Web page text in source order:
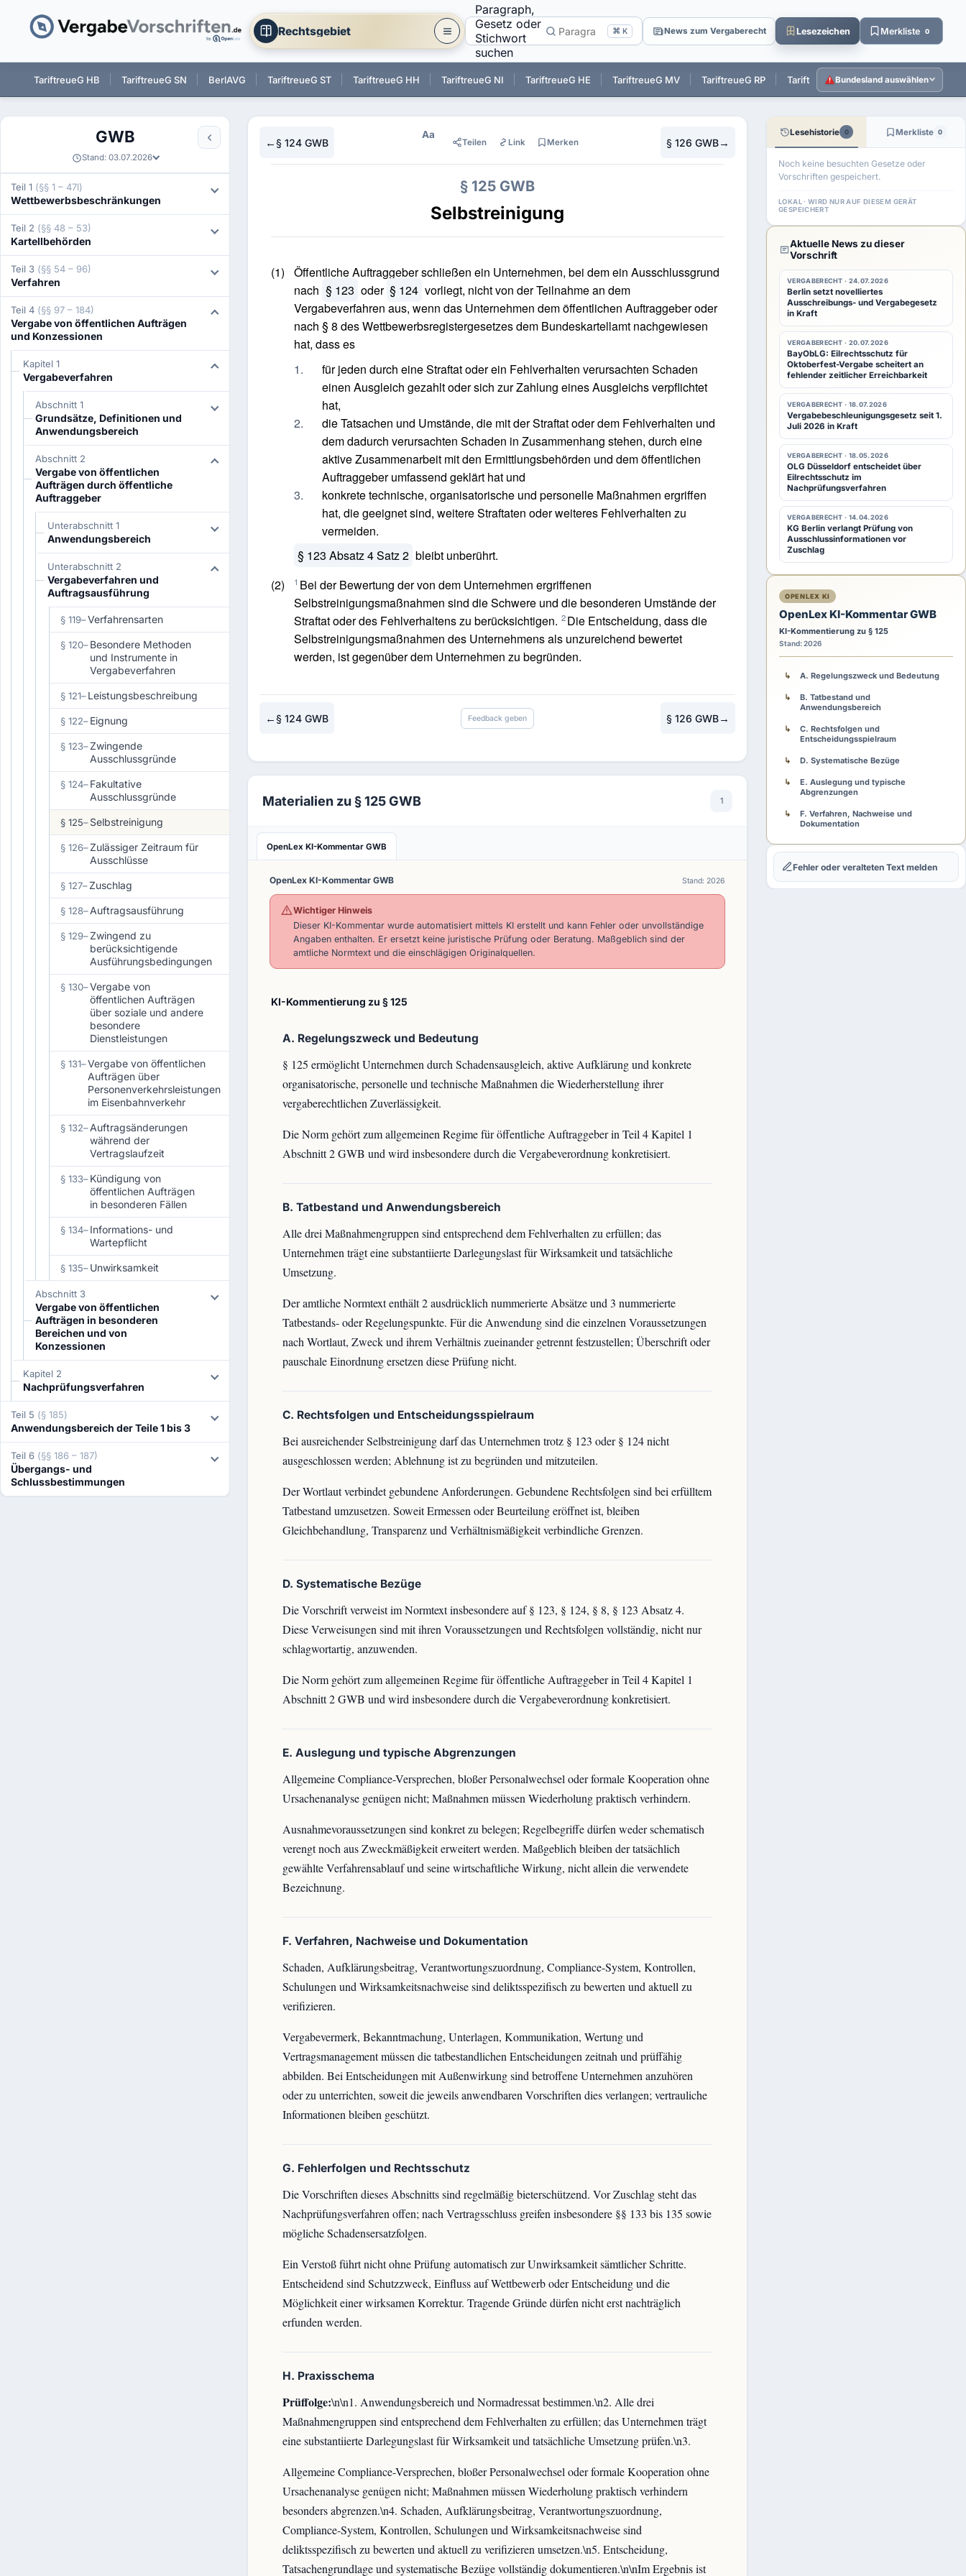
Rechtsgebiet
Paragraph,
Gesetz oder
Stichwort
suchen
⌘ K News zum Vergaberecht Lesezeichen Merkliste 0
TariftreueG HB TariftreueG SN BerlAVG TariftreueG ST TariftreueG HH TariftreueG NI TariftreueG HE TariftreueG MV TariftreueG RP TariftreueG SL TariftreueG SH
Bundesland auswählen
GWB
Stand: 03.07.2026
Teil 1 (§§ 1 – 47l)
Wettbewerbsbeschränkungen
Teil 2 (§§ 48 – 53)
Kartellbehörden
Teil 3 (§§ 54 – 96)
Verfahren
Teil 4 (§§ 97 – 184)
Vergabe von öffentlichen Aufträgen
und Konzessionen
Kapitel 1
Vergabeverfahren
Abschnitt 1
Grundsätze, Definitionen und
Anwendungsbereich
Abschnitt 2
Vergabe von öffentlichen
Aufträgen durch öffentliche
Auftraggeber
Unterabschnitt 1
Anwendungsbereich
Unterabschnitt 2
Vergabeverfahren und
Auftragsausführung
§ 119–Verfahrensarten
§ 120–Besondere Methoden
und Instrumente in
Vergabeverfahren
§ 121–Leistungsbeschreibung
§ 122–Eignung
§ 123–Zwingende
Ausschlussgründe
§ 124–Fakultative
Ausschlussgründe
§ 125–Selbstreinigung
§ 126–Zulässiger Zeitraum für
Ausschlüsse
§ 127–Zuschlag
§ 128–Auftragsausführung
§ 129–Zwingend zu
berücksichtigende
Ausführungsbedingungen
§ 130–Vergabe von
öffentlichen Aufträgen
über soziale und andere
besondere
Dienstleistungen
§ 131–Vergabe von öffentlichen
Aufträgen über
Personenverkehrsleistungen
im Eisenbahnverkehr
§ 132–Auftragsänderungen
während der
Vertragslaufzeit
§ 133–Kündigung von
öffentlichen Aufträgen
in besonderen Fällen
§ 134–Informations- und
Wartepflicht
§ 135–Unwirksamkeit
Abschnitt 3
Vergabe von öffentlichen
Aufträgen in besonderen
Bereichen und von
Konzessionen
Kapitel 2
Nachprüfungsverfahren
Teil 5 (§ 185)
Anwendungsbereich der Teile 1 bis 3
Teil 6 (§§ 186 – 187)
Übergangs- und
Schlussbestimmungen
←§ 124 GWB
Aa
Teilen Link Merken § 126 GWB→
§ 125 GWB
Selbstreinigung
(1)
Öffentliche Auftraggeber schließen ein Unternehmen, bei dem ein Ausschlussgrund
nach § 123 oder § 124 vorliegt, nicht von der Teilnahme an dem
Vergabeverfahren aus, wenn das Unternehmen dem öffentlichen Auftraggeber oder
nach § 8 des Wettbewerbsregistergesetzes dem Bundeskartellamt nachgewiesen
hat, dass es
1.
für jeden durch eine Straftat oder ein Fehlverhalten verursachten Schaden
einen Ausgleich gezahlt oder sich zur Zahlung eines Ausgleichs verpflichtet
hat,
2.
die Tatsachen und Umstände, die mit der Straftat oder dem Fehlverhalten und
dem dadurch verursachten Schaden in Zusammenhang stehen, durch eine
aktive Zusammenarbeit mit den Ermittlungsbehörden und dem öffentlichen
Auftraggeber umfassend geklärt hat und
3.
konkrete technische, organisatorische und personelle Maßnahmen ergriffen
hat, die geeignet sind, weitere Straftaten oder weiteres Fehlverhalten zu
vermeiden.
§ 123 Absatz 4 Satz 2 bleibt unberührt.
(2)
1 Bei der Bewertung der von dem Unternehmen ergriffenen
Selbstreinigungsmaßnahmen sind die Schwere und die besonderen Umstände der
Straftat oder des Fehlverhaltens zu berücksichtigen. 2 Die Entscheidung, dass die
Selbstreinigungsmaßnahmen des Unternehmens als unzureichend bewertet
werden, ist gegenüber dem Unternehmen zu begründen.
←§ 124 GWB Feedback geben § 126 GWB→
Materialien zu § 125 GWB 1
OpenLex KI-Kommentar GWB
OpenLex KI-Kommentar GWB Stand: 2026
Wichtiger Hinweis
Dieser KI-Kommentar wurde automatisiert mittels KI erstellt und kann Fehler oder unvollständige
Angaben enthalten. Er ersetzt keine juristische Prüfung oder Beratung. Maßgeblich sind der
amtliche Normtext und die einschlägigen Originalquellen.
KI-Kommentierung zu § 125
A. Regelungszweck und Bedeutung
§ 125 ermöglicht Unternehmen durch Schadensausgleich, aktive Aufklärung und konkrete
organisatorische, personelle und technische Maßnahmen die Wiederherstellung ihrer
vergaberechtlichen Zuverlässigkeit.
Die Norm gehört zum allgemeinen Regime für öffentliche Auftraggeber in Teil 4 Kapitel 1
Abschnitt 2 GWB und wird insbesondere durch die Vergabeverordnung konkretisiert.
B. Tatbestand und Anwendungsbereich
Alle drei Maßnahmengruppen sind entsprechend dem Fehlverhalten zu erfüllen; das
Unternehmen trägt eine substantiierte Darlegungslast für Wirksamkeit und tatsächliche
Umsetzung.
Der amtliche Normtext enthält 2 ausdrücklich nummerierte Absätze und 3 nummerierte
Tatbestands- oder Regelungspunkte. Für die Anwendung sind die einzelnen Voraussetzungen
nach Wortlaut, Zweck und ihrem Verhältnis zueinander getrennt festzustellen; Überschrift oder
pauschale Einordnung ersetzen diese Prüfung nicht.
C. Rechtsfolgen und Entscheidungsspielraum
Bei ausreichender Selbstreinigung darf das Unternehmen trotz § 123 oder § 124 nicht
ausgeschlossen werden; Ablehnung ist zu begründen und mitzuteilen.
Der Wortlaut verbindet gebundene Anforderungen. Gebundene Rechtsfolgen sind bei erfülltem
Tatbestand umzusetzen. Soweit Ermessen oder Beurteilung eröffnet ist, bleiben
Gleichbehandlung, Transparenz und Verhältnismäßigkeit verbindliche Grenzen.
D. Systematische Bezüge
Die Vorschrift verweist im Normtext insbesondere auf § 123, § 124, § 8, § 123 Absatz 4.
Diese Verweisungen sind mit ihren Voraussetzungen und Rechtsfolgen vollständig, nicht nur
schlagwortartig, anzuwenden.
Die Norm gehört zum allgemeinen Regime für öffentliche Auftraggeber in Teil 4 Kapitel 1
Abschnitt 2 GWB und wird insbesondere durch die Vergabeverordnung konkretisiert.
E. Auslegung und typische Abgrenzungen
Allgemeine Compliance-Versprechen, bloßer Personalwechsel oder formale Kooperation ohne
Ursachenanalyse genügen nicht; Maßnahmen müssen Wiederholung praktisch verhindern.
Ausnahmevoraussetzungen sind konkret zu belegen; Regelbegriffe dürfen weder schematisch
verengt noch aus Zweckmäßigkeit erweitert werden. Maßgeblich bleiben der tatsächlich
gewählte Verfahrensablauf und seine wirtschaftliche Wirkung, nicht allein die verwendete
Bezeichnung.
F. Verfahren, Nachweise und Dokumentation
Schaden, Aufklärungsbeitrag, Verantwortungszuordnung, Compliance-System, Kontrollen,
Schulungen und Wirksamkeitsnachweise sind deliktsspezifisch zu bewerten und aktuell zu
verifizieren.
Vergabevermerk, Bekanntmachung, Unterlagen, Kommunikation, Wertung und
Vertragsmanagement müssen die tatbestandlichen Entscheidungen zeitnah und prüffähig
abbilden. Bei Entscheidungen mit Außenwirkung sind betroffene Unternehmen anzuhören
oder zu unterrichten, soweit die jeweils anwendbaren Vorschriften dies verlangen; vertrauliche
Informationen bleiben geschützt.
G. Fehlerfolgen und Rechtsschutz
Die Vorschriften dieses Abschnitts sind regelmäßig bieterschützend. Vor Zuschlag steht das
Nachprüfungsverfahren offen; nach Vertragsschluss greifen insbesondere §§ 133 bis 135 sowie
mögliche Schadensersatzfolgen.
Ein Verstoß führt nicht ohne Prüfung automatisch zur Unwirksamkeit sämtlicher Schritte.
Entscheidend sind Schutzzweck, Einfluss auf Wettbewerb oder Entscheidung und die
Möglichkeit einer wirksamen Korrektur. Tragende Gründe dürfen nicht erst nachträglich
erfunden werden.
H. Praxisschema
Prüffolge:\n\n1. Anwendungsbereich und Normadressat bestimmen.\n2. Alle drei
Maßnahmengruppen sind entsprechend dem Fehlverhalten zu erfüllen; das Unternehmen trägt
eine substantiierte Darlegungslast für Wirksamkeit und tatsächliche Umsetzung prüfen.\n3.
Allgemeine Compliance-Versprechen, bloßer Personalwechsel oder formale Kooperation ohne
Ursachenanalyse genügen nicht; Maßnahmen müssen Wiederholung praktisch verhindern
besonders abgrenzen.\n4. Schaden, Aufklärungsbeitrag, Verantwortungszuordnung,
Compliance-System, Kontrollen, Schulungen und Wirksamkeitsnachweise sind
deliktsspezifisch zu bewerten und aktuell zu verifizieren umsetzen.\n5. Entscheidung,
Tatsachengrundlage und systematische Bezüge vollständig dokumentieren.\n\nIm Ergebnis ist
Lesehistorie 0 Merkliste 0
Noch keine besuchten Gesetze oder
Vorschriften gespeichert.
LOKAL · WIRD NUR AUF DIESEM GERÄT
GESPEICHERT
Aktuelle News zu dieser
Vorschrift
VERGABERECHT · 24.07.2026
Berlin setzt novelliertes
Ausschreibungs- und Vergabegesetz
in Kraft
VERGABERECHT · 20.07.2026
BayObLG: Eilrechtsschutz für
Oktoberfest-Vergabe scheitert an
fehlender zeitlicher Erreichbarkeit
VERGABERECHT · 18.07.2026
Vergabebeschleunigungsgesetz seit 1.
Juli 2026 in Kraft
VERGABERECHT · 18.05.2026
OLG Düsseldorf entscheidet über
Eilrechtsschutz im
Nachprüfungsverfahren
VERGABERECHT · 14.04.2026
KG Berlin verlangt Prüfung von
Ausschlussinformationen vor
Zuschlag
OPENLEX KI
OpenLex KI-Kommentar GWB
KI-Kommentierung zu § 125
Stand: 2026
A. Regelungszweck und Bedeutung
B. Tatbestand und
Anwendungsbereich
C. Rechtsfolgen und
Entscheidungsspielraum
D. Systematische Bezüge
E. Auslegung und typische
Abgrenzungen
F. Verfahren, Nachweise und
Dokumentation
G. Fehlerfolgen und Rechtsschutz
H. Praxisschema
Fehler oder veralteten Text melden